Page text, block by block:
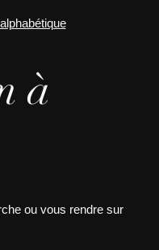
à
ou vous rendre sur